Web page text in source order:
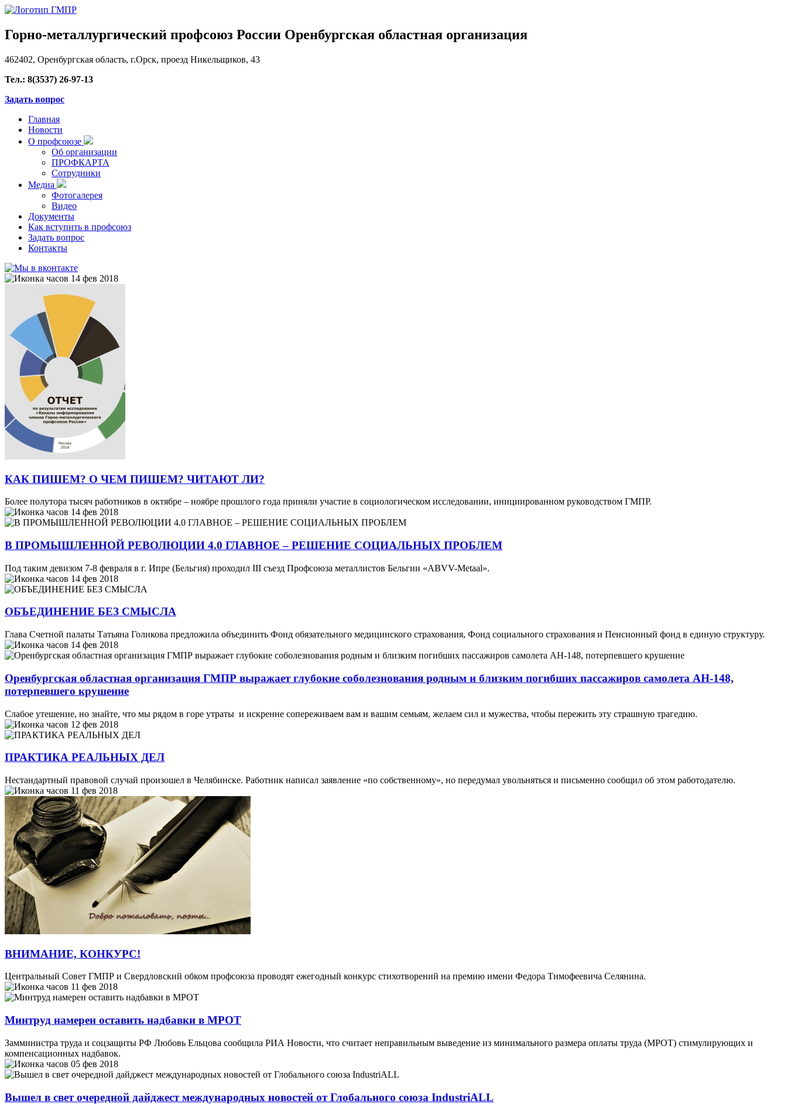
Горно-металлургический профсоюз России Оренбургская областная организация
462402, Оренбургская область, г.Орск, проезд Никельщиков, 43
Тел.: 8(3537) 26-97-13
Задать вопрос
Главная
Новости
О профсоюзе
Об организации
ПРОФКАРТА
Сотрудники
Медиа
Фотогалерея
Видео
Документы
Как вступить в профсоюз
Задать вопрос
Контакты
14 фев 2018
КАК ПИШЕМ? О ЧЕМ ПИШЕМ? ЧИТАЮТ ЛИ?
Более полутора тысяч работников в октябре – ноябре прошлого года приняли участие в социологическом исследовании, инициированном руководством ГМПР.
14 фев 2018
В ПРОМЫШЛЕННОЙ РЕВОЛЮЦИИ 4.0 ГЛАВНОЕ – РЕШЕНИЕ СОЦИАЛЬНЫХ ПРОБЛЕМ
Под таким девизом 7-8 февраля в г. Ипре (Бельгия) проходил III съезд Профсоюза металлистов Бельгии «ABVV-Metaal».
14 фев 2018
ОБЪЕДИНЕНИЕ БЕЗ СМЫСЛА
Глава Счетной палаты Татьяна Голикова предложила объединить Фонд обязательного медицинского страхования, Фонд социального страхования и Пенсионный фонд в единую структуру.
14 фев 2018
Оренбургская областная организация ГМПР выражает глубокие соболезнования родным и близким погибших пассажиров самолета АН-148,
потерпевшего крушение
Слабое утешение, но знайте, что мы рядом в горе утраты и искренне сопереживаем вам и вашим семьям, желаем сил и мужества, чтобы пережить эту страшную трагедию.
12 фев 2018
ПРАКТИКА РЕАЛЬНЫХ ДЕЛ
Нестандартный правовой случай произошел в Челябинске. Работник написал заявление «по собственному», но передумал увольняться и письменно сообщил об этом работодателю.
11 фев 2018
ВНИМАНИЕ, КОНКУРС!
Центральный Совет ГМПР и Свердловский обком профсоюза проводят ежегодный конкурс стихотворений на премию имени Федора Тимофеевича Селянина.
11 фев 2018
Минтруд намерен оставить надбавки в МРОТ
Замминистра труда и соцзащиты РФ Любовь Ельцова сообщила РИА Новости, что считает неправильным выведение из минимального размера оплаты труда (МРОТ) стимулирующих и
компенсационных надбавок.
05 фев 2018
Вышел в свет очередной дайджест международных новостей от Глобального союза IndustriALL